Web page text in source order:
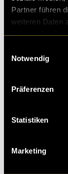
Partner führen
weiteren Daten
Notwendig
Präferenzen
Statistiken
Marketing
(mbi)
Kritik